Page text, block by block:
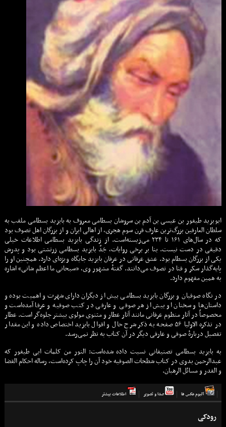
ابویزید طیفور بن عیسی بن آدم بن سروشان بسطامی معروف به بایزید بسطامی ملقب به
سلطان العارفین بزرگ‌ترین عارف قرن سوم هجری، از اهالی ایران و از بزرگان اهل تصوف بود
که در سال‌های ۱۶۱ تا ۲۳۴ می‌زیسته‌است. از زندگی بایزید بسطامی اطلاعات خیلی
دقیقی در دست نیست. بنا بر برخی روایات، جَدِّ بایزید بسطامی زرتشتی بود و پدرش
یکی از بزرگان بسطام بود. عشق عرفانی در عرفان بایزید جایگاه ویژه‌ای دارد. همچنین او را
پایه‌گذار سکر و فنا در تصوف می‌دانند. گفتهٔ مشهور وی، «سبحانی ما اعظم شانی» اشاره
به همین مفهوم دارد.
در نگاه صوفیان و بزرگان بایزید بسطامی بیش از دیگران دارای شهرت و اهمیت بوده و
داستان‌ها و سخنان او بیش از هر صوفی و عارفی در کتب صوفیه و عرفا آمده‌است و
مخصوصاً در آثار منظوم عرفانی مانند آثار عطار و مثنوی مولوی بیشتر جلوه‌گر است. عطار
در تذکره الاولیا ۵۶ صفحه به ذکر شرح حال و اقوال بایزید اختصاص داده و این مقدار
تفصیل دربارهٔ صوفی و عارفی دیگر در آن کتاب به نظر نمی‌رسد.
به بایزید بسطامی تصنیفانی نسبت داده شده‌است: النور من کلمات ابی طیفور که
عبدالرحمن بدوی در کتاب شطحات الصوفیه خود آن را چاپ کرده‌است، رساله احکام القضا
و القدر و مسائل الرهبان.
آلبوم عكس ها صدا و تصوير اطلاعات بيشتر
رودکی